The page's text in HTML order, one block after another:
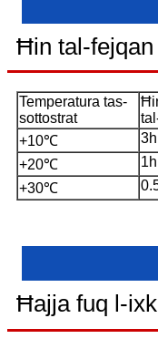
Ħin tal-fejqan
Temperatura tas-
sottostrat
+10℃ 3h
+20℃
1h
+30℃
Ħajja fuq l-